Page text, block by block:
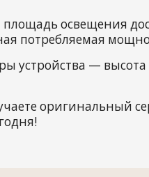
освещения
потребляемая
устройства —
оригинальный